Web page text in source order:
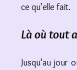
ce qu’elle fait.
Là où tout
Jusqu’au jour